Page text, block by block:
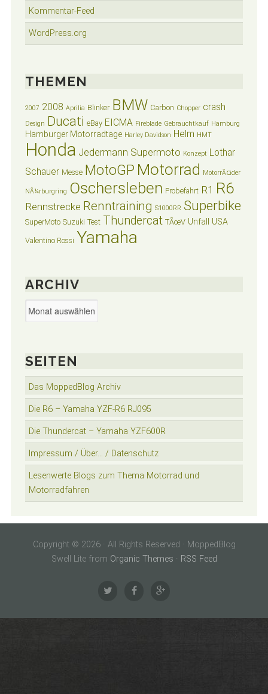
Kommentar-Feed
WordPress.org
THEMEN
2007 2008 Aprilia Blinker BMW Carbon Chopper crash
Design Ducati eBay EICMA Fireblade Gebrauchtkauf Hamburg
Hamburger Motorradtage Harley Davidson Helm HMT
Honda Jedermann Supermoto Konzept Lothar
Schauer Messe MotoGP Motorrad MotorrÃ¤der
NÃ¼rburgring Oschersleben Probefahrt R1 R6
Rennstrecke Renntraining S1000RR Superbike
SuperMoto Suzuki Test Thundercat TÃœV Unfall USA
Valentino Rossi Yamaha
ARCHIV
Archiv
SEITEN
Das MoppedBlog Archiv
Die R6 – Yamaha YZF-R6 RJ095
Die Thundercat – Yamaha YZF600R
Impressum / Über… / Datenschutz
Lesenwerte Blogs zum Thema Motorrad und
Motorradfahren
Copyright © 2026 · All Rights Reserved · MoppedBlog
Swell Lite from Organic Themes · RSS Feed